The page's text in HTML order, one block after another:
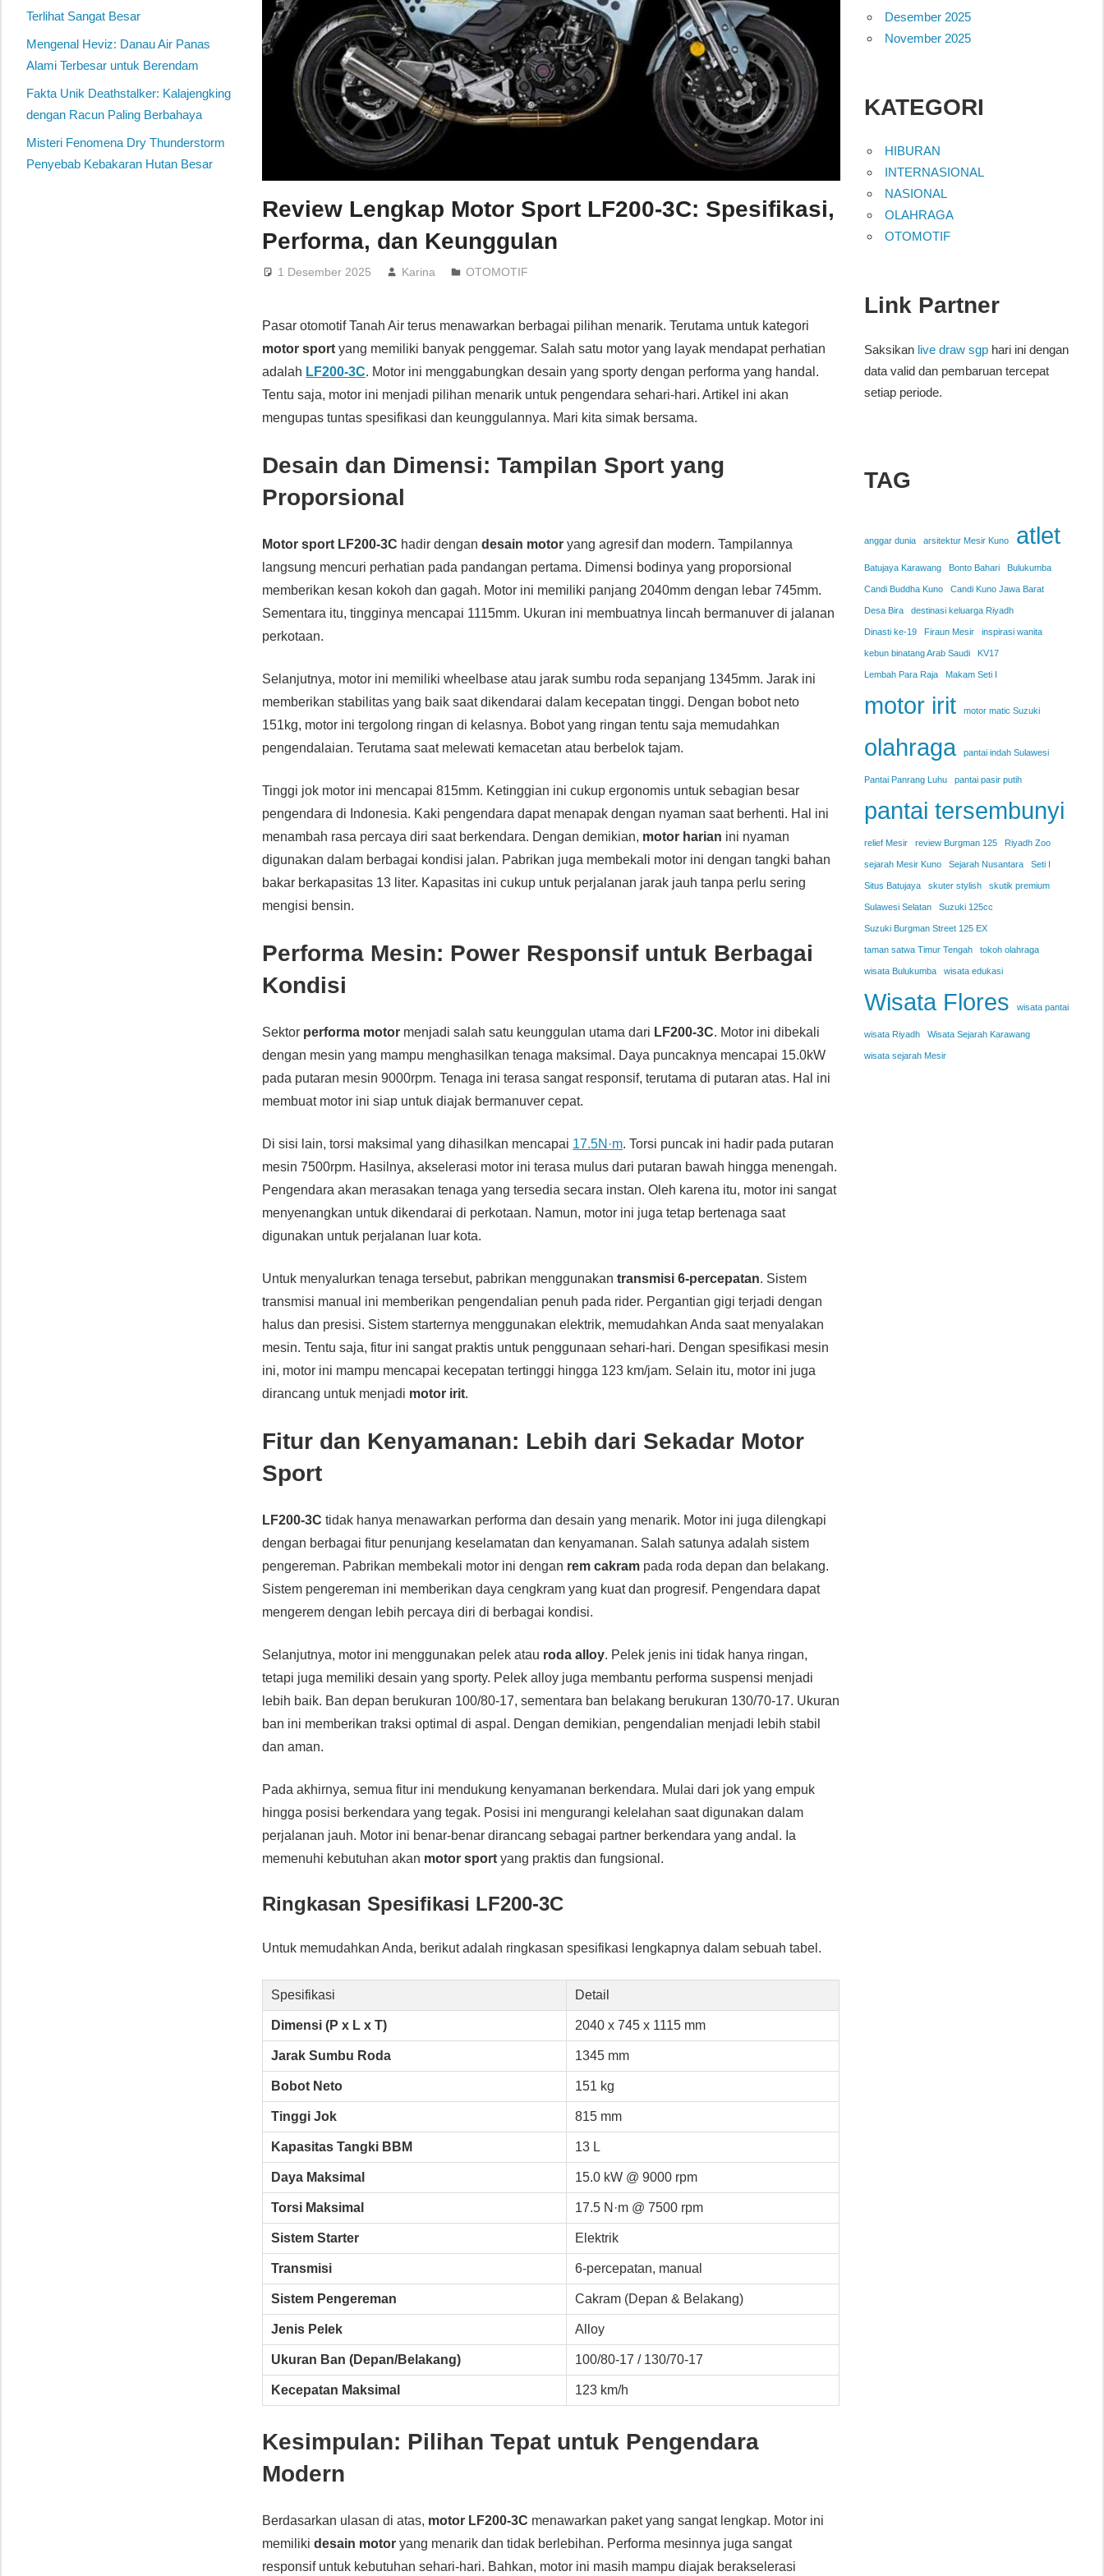
Review Lengkap Motor Sport LF200-3C: Spesifikasi,
Performa, dan Keunggulan
1 Desember 2025 Karina OTOMOTIF
Pasar otomotif Tanah Air terus menawarkan berbagai pilihan menarik. Terutama untuk kategori
motor sport yang memiliki banyak penggemar. Salah satu motor yang layak mendapat perhatian
adalah LF200-3C. Motor ini menggabungkan desain yang sporty dengan performa yang handal.
Tentu saja, motor ini menjadi pilihan menarik untuk pengendara sehari-hari. Artikel ini akan
mengupas tuntas spesifikasi dan keunggulannya. Mari kita simak bersama.
Desain dan Dimensi: Tampilan Sport yang
Proporsional
Motor sport LF200-3C hadir dengandesain motor yang agresif dan modern. Tampilannya
langsung mencuri perhatian pada pandangan pertama. Dimensi bodinya yang proporsional
memberikan kesan kokoh dan gagah. Motor ini memiliki panjang 2040mm dengan lebar 745mm.
Sementara itu, tingginya mencapai 1115mm. Ukuran ini membuatnya lincah bermanuver di jalanan
perkotaan.
Selanjutnya, motor ini memiliki wheelbase atau jarak sumbu roda sepanjang 1345mm. Jarak ini
memberikan stabilitas yang baik saat dikendarai dalam kecepatan tinggi. Dengan bobot neto
151kg, motor ini tergolong ringan di kelasnya. Bobot yang ringan tentu saja memudahkan
pengendalaian. Terutama saat melewati kemacetan atau berbelok tajam.
Tinggi jok motor ini mencapai 815mm. Ketinggian ini cukup ergonomis untuk sebagian besar
pengendara di Indonesia. Kaki pengendara dapat menapak dengan nyaman saat berhenti. Hal ini
menambah rasa percaya diri saat berkendara. Dengan demikian, motor harian ini nyaman
digunakan dalam berbagai kondisi jalan. Pabrikan juga membekali motor ini dengan tangki bahan
bakar berkapasitas 13 liter. Kapasitas ini cukup untuk perjalanan jarak jauh tanpa perlu sering
mengisi bensin.
Performa Mesin: Power Responsif untuk Berbagai
Kondisi
Sektor performa motor menjadi salah satu keunggulan utama dari LF200-3C. Motor ini dibekali
dengan mesin yang mampu menghasilkan tenaga maksimal. Daya puncaknya mencapai 15.0kW
pada putaran mesin 9000rpm. Tenaga ini terasa sangat responsif, terutama di putaran atas. Hal ini
membuat motor ini siap untuk diajak bermanuver cepat.
Di sisi lain, torsi maksimal yang dihasilkan mencapai 17.5N·m. Torsi puncak ini hadir pada putaran
mesin 7500rpm. Hasilnya, akselerasi motor ini terasa mulus dari putaran bawah hingga menengah.
Pengendara akan merasakan tenaga yang tersedia secara instan. Oleh karena itu, motor ini sangat
menyenangkan untuk dikendarai di perkotaan. Namun, motor ini juga tetap bertenaga saat
digunakan untuk perjalanan luar kota.
Untuk menyalurkan tenaga tersebut, pabrikan menggunakantransmisi 6-percepatan. Sistem
transmisi manual ini memberikan pengendalian penuh pada rider. Pergantian gigi terjadi dengan
halus dan presisi. Sistem starternya menggunakan elektrik, memudahkan Anda saat menyalakan
mesin. Tentu saja, fitur ini sangat praktis untuk penggunaan sehari-hari. Dengan spesifikasi mesin
ini, motor ini mampu mencapai kecepatan tertinggi hingga 123 km/jam. Selain itu, motor ini juga
dirancang untuk menjadi motor irit.
Fitur dan Kenyamanan: Lebih dari Sekadar Motor
Sport
LF200-3C tidak hanya menawarkan performa dan desain yang menarik. Motor ini juga dilengkapi
dengan berbagai fitur penunjang keselamatan dan kenyamanan. Salah satunya adalah sistem
pengereman. Pabrikan membekali motor ini dengan rem cakram pada roda depan dan belakang.
Sistem pengereman ini memberikan daya cengkram yang kuat dan progresif. Pengendara dapat
mengerem dengan lebih percaya diri di berbagai kondisi.
Selanjutnya, motor ini menggunakan pelek atau roda alloy. Pelek jenis ini tidak hanya ringan,
tetapi juga memiliki desain yang sporty. Pelek alloy juga membantu performa suspensi menjadi
lebih baik. Ban depan berukuran 100/80-17, sementara ban belakang berukuran 130/70-17. Ukuran
ban ini memberikan traksi optimal di aspal. Dengan demikian, pengendalian menjadi lebih stabil
dan aman.
Pada akhirnya, semua fitur ini mendukung kenyamanan berkendara. Mulai dari jok yang empuk
hingga posisi berkendara yang tegak. Posisi ini mengurangi kelelahan saat digunakan dalam
perjalanan jauh. Motor ini benar-benar dirancang sebagai partner berkendara yang andal. Ia
memenuhi kebutuhan akan motor sport yang praktis dan fungsional.
Ringkasan Spesifikasi LF200-3C
Untuk memudahkan Anda, berikut adalah ringkasan spesifikasi lengkapnya dalam sebuah tabel.
Spesifikasi Detail
Dimensi (P x L x T) 2040 x 745 x 1115 mm
Jarak Sumbu Roda 1345 mm
Bobot Neto 151 kg
Tinggi Jok 815 mm
Kapasitas Tangki BBM 13 L
Daya Maksimal 15.0 kW @ 9000 rpm
Torsi Maksimal 17.5 N·m @ 7500 rpm
Sistem Starter Elektrik
Transmisi 6-percepatan, manual
Sistem Pengereman Cakram (Depan & Belakang)
Jenis Pelek Alloy
Ukuran Ban (Depan/Belakang) 100/80-17 / 130/70-17
Kecepatan Maksimal 123 km/h
Kesimpulan: Pilihan Tepat untuk Pengendara
Modern
Berdasarkan ulasan di atas, motor LF200-3C menawarkan paket yang sangat lengkap. Motor ini
memilikidesain motor yang menarik dan tidak berlebihan. Performa mesinnya juga sangat
responsif untuk kebutuhan sehari-hari. Bahkan, motor ini masih mampu diajak berakselerasi
Terlihat Sangat Besar
Mengenal Heviz: Danau Air Panas
Alami Terbesar untuk Berendam
Fakta Unik Deathstalker: Kalajengking
dengan Racun Paling Berbahaya
Misteri Fenomena Dry Thunderstorm
Penyebab Kebakaran Hutan Besar
Desember 2025
November 2025
KATEGORI
HIBURAN
INTERNASIONAL
NASIONAL
OLAHRAGA
OTOMOTIF
Link Partner
Saksikan live draw sgphari ini dengan
data valid dan pembaruan tercepat
setiap periode.
TAG
anggar dunia arsitektur Mesir Kuno atlet
Batujaya Karawang Bonto Bahari Bulukumba
Candi Buddha Kuno Candi Kuno Jawa Barat
Desa Bira destinasi keluarga Riyadh
Dinasti ke-19 Firaun Mesir inspirasi wanita
kebun binatang Arab Saudi KV17
Lembah Para Raja Makam Seti I
motor irit motor matic Suzuki
olahraga pantai indah Sulawesi
Pantai Panrang Luhu pantai pasir putih
pantai tersembunyi
relief Mesir review Burgman 125 Riyadh Zoo
sejarah Mesir Kuno Sejarah Nusantara Seti I
Situs Batujaya skuter stylish skutik premium
Sulawesi Selatan Suzuki 125cc
Suzuki Burgman Street 125 EX
taman satwa Timur Tengah tokoh olahraga
wisata Bulukumba wisata edukasi
Wisata Flores wisata pantai
wisata Riyadh Wisata Sejarah Karawang
wisata sejarah Mesir